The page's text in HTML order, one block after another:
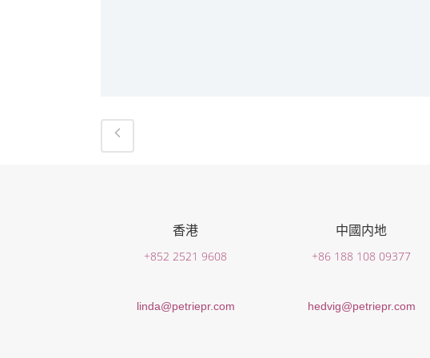
香港
+852 2521 9608
linda@petriepr.com
中國内地
+86 188 108 09377
hedvig@petriepr.com